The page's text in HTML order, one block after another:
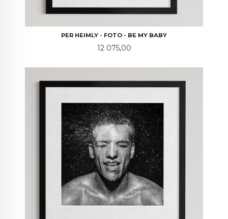
PER HEIMLY - FOTO - BE MY BABY
Pris
12 075,00